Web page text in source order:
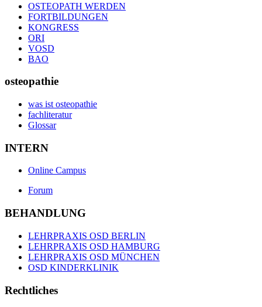
OSTEOPATH WERDEN
FORTBILDUNGEN
KONGRESS
ORI
VOSD
BAO
osteopathie
was ist osteopathie
fachliteratur
Glossar
INTERN
Online Campus
Forum
BEHANDLUNG
LEHRPRAXIS OSD BERLIN
LEHRPRAXIS OSD HAMBURG
LEHRPRAXIS OSD MÜNCHEN
OSD KINDERKLINIK
Rechtliches